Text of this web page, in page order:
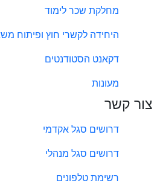
מחלקת שכר לימוד
היחידה לקשרי חוץ ופיתוח
דקאנט הסטודנטים
מעונות
צור קשר
דרושים סגל אקדמי
דרושים סגל מנהלי
רשימת טלפונים